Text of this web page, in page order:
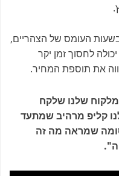
העומס של הצהריים,
לחסוך זמן יקר
את תוספת המחיר.
שלנו שלקח
קליפ מרהיב שמתעד
שמראה מה זה